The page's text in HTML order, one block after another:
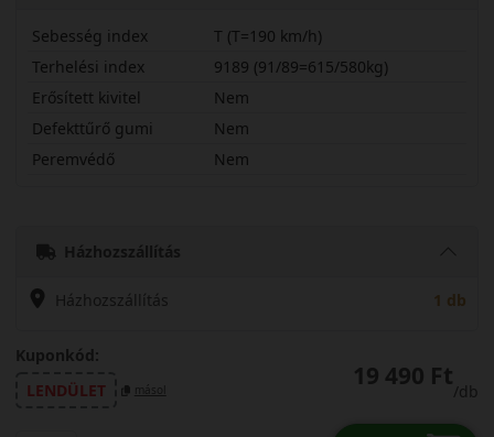
Sebesség index
T (T=190 km/h)
Terhelési index
9189 (91/89=615/580kg)
Erősített kivitel
Nem
Defekttűrő gumi
Nem
Peremvédő
Nem
Házhozszállítás
Házhozszállítás 1 db
Kuponkód:
LENDÜLET
másol 19 490 Ft
/db